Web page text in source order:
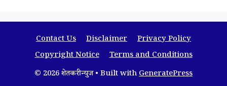
Contact Us Disclaimer
Privacy Policy
Copyright Notice
Terms and Conditions
© 2026 शेतकरी न्युज• Built withGeneratePress